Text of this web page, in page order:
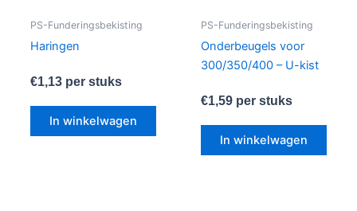
PS-Funderingsbekisting
Haringen
€1,13per stuks
In winkelwagen
PS-Funderingsbekisting
Onderbeugels voor
300/350/400 – U-kist
€1,59per stuks
In winkelwagen